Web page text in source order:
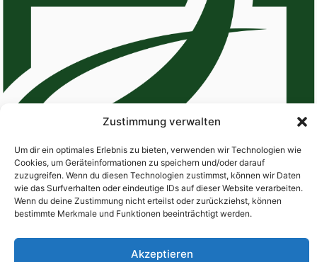
Zustimmung verwalten
Um dir ein optimales Erlebnis zu bieten, verwenden wir Technologien wie
Cookies, um Geräteinformationen zu speichern und/oder darauf
zuzugreifen. Wenn du diesen Technologien zustimmst, können wir Daten
wie das Surfverhalten oder eindeutige IDs auf dieser Website verarbeiten.
Wenn du deine Zustimmung nicht erteilst oder zurückziehst, können
bestimmte Merkmale und Funktionen beeinträchtigt werden.
Akzeptieren
Home About Services Contact